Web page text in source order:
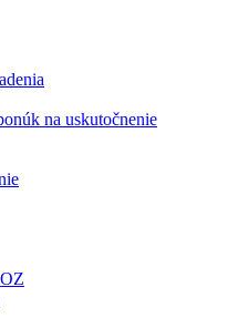
na uskutočnenie